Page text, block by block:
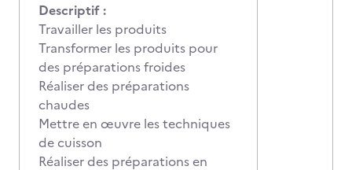
Descriptif :
Travailler les produits
Transformer les produits pour
des préparations froides
Réaliser des préparations
chaudes
Mettre en œuvre les techniques
de cuisson
Réaliser des préparations en